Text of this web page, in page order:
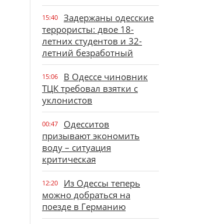
15:40
Задержаны одесские
террористы: двое 18-
летних студентов и 32-
летний безработный
15:06
В Одессе чиновник
ТЦК требовал взятки с
уклонистов
00:47
Одесситов
призывают экономить
воду – ситуация
критическая
12:20
Из Одессы теперь
можно добраться на
поезде в Германию